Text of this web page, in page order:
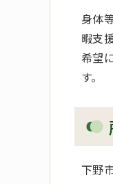
身体
暇支
希望
す。
下野